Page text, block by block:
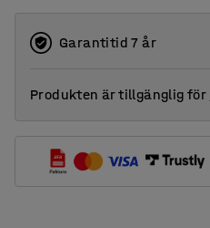
Garantitid 7 år
Produkten är tillgänglig för